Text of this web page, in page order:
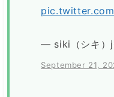
— siki（シキ）
September 21,